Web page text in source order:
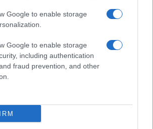
Google to enable storage
Google to enable storage
including authentication
fraud prevention, and other
sesgos, transparencia y